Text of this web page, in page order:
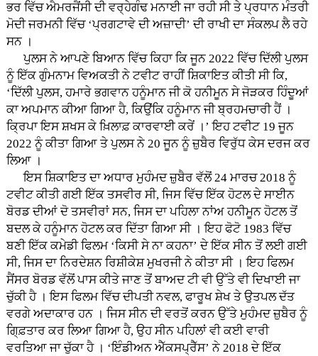
ਭਰ ਵਿੱਚ ਐਮਰਜੈਂਸੀ ਦੀ ਵਰ੍ਹੇਗੰਢ ਮਨਾਈ ਜਾ ਰਹੀ ਸੀ ਤੇ ਪ੍ਰਧਾਨ ਮੰਤਰੀ
ਮੋਦੀ ਜਰਮਨੀ ਵਿੱਚ ‘ਪ੍ਰਗਟਾਵੇ ਦੀ ਅਜ਼ਾਦੀ’ ਦੀ ਰਾਖੀ ਦਾ ਸੰਕਲਪ ਲੈ ਰਹੇ
ਸਨ ।
ਪੁਲਸ ਨੇ ਆਪਣੇ ਬਿਆਨ ਵਿੱਚ ਕਿਹਾ ਕਿ ਜੂਨ 2022 ਵਿੱਚ ਦਿੱਲੀ ਪੁਲਸ
ਨੂੰ ਇੱਕ ਗੁੰਮਨਾਮ ਵਿਅਕਤੀ ਨੇ ਟਵੀਟ ਰਾਹੀਂ ਸ਼ਿਕਾਇਤ ਕੀਤੀ ਸੀ ਕਿ,
‘ਦਿੱਲੀ ਪੁਲਸ, ਹਮਾਰੇ ਭਗਵਾਨ ਹਨੂੰਮਾਨ ਜੀ ਕੋ ਹਨੀਮੂਨ ਸੇ ਜੋੜਕਰ ਹਿੰਦੂਆਂ
ਕਾ ਅਪਮਾਨ ਕੀਆ ਗਿਆ ਹੈ, ਕਿਉਂਕਿ ਹਨੂੰਮਾਨ ਜੀ ਬ੍ਰਹਮਚਾਰੀ ਹੈਂ ।
ਕ੍ਰਿਪਾ ਇਸ ਸ਼ਖਸ ਕੇ ਖ਼ਿਲਾਫ਼ ਕਾਰਵਾਈ ਕਰੇਂ ।’ ਇਹ ਟਵੀਟ 19 ਜੂਨ
2022 ਨੂੰ ਕੀਤਾ ਗਿਆ ਤੇ ਪੁਲਸ ਨੇ 20 ਜੂਨ ਨੂੰ ਜ਼ੁਬੈਰ ਵਿਰੁੱਧ ਕੇਸ ਦਰਜ ਕਰ
ਲਿਆ ।
ਇਸ ਸ਼ਿਕਾਇਤ ਦਾ ਅਧਾਰ ਮੁਹੰਮਦ ਜ਼ੁਬੈਰ ਵੱਲੋਂ 24 ਮਾਰਚ 2018 ਨੂੰ
ਟਵੀਟ ਕੀਤੀ ਗਈ ਇੱਕ ਤਸਵੀਰ ਸੀ, ਜਿਸ ਵਿੱਚ ਇੱਕ ਹੋਟਲ ਦੇ ਸਾਈਨ
ਬੋਰਡ ਦੀਆਂ ਦੋ ਤਸਵੀਰਾਂ ਸਨ, ਜਿਸ ਦਾ ਪਹਿਲਾ ਨਾਂਅ ਹਨੀਮੂਨ ਹੋਟਲ ਤੋਂ
ਬਦਲ ਕੇ ਹਨੂੰਮਾਨ ਹੋਟਲ ਕਰ ਦਿੱਤਾ ਗਿਆ ਸੀ । ਇਹ ਫੋਟੋ 1983 ਵਿੱਚ
ਬਣੀ ਇੱਕ ਕਮੇਡੀ ਫਿਲਮ ‘ਕਿਸੀ ਸੇ ਨਾ ਕਹਨਾ’ ਦੇ ਇੱਕ ਸੀਨ ਤੋਂ ਲਈ ਗਈ
ਸੀ, ਜਿਸ ਦਾ ਨਿਰਦੇਸ਼ਨ ਰਿਸ਼ੀਕੇਸ਼ ਮੁਖਰਜੀ ਨੇ ਕੀਤਾ ਸੀ । ਇਹ ਫਿਲਮ
ਸੈਂਸਰ ਬੋਰਡ ਵੱਲੋਂ ਪਾਸ ਕੀਤੇ ਜਾਣ ਤੋਂ ਬਾਅਦ ਟੀ ਵੀ ਉੱਤੇ ਵੀ ਦਿਖਾਈ ਜਾ
ਚੁੱਕੀ ਹੈ । ਇਸ ਫਿਲਮ ਵਿੱਚ ਦੀਪਤੀ ਨਵਲ, ਫਾਰੂਖ ਸ਼ੇਖ ਤੇ ਉਤਪਲ ਦੱਤ
ਵਰਗੇ ਅਦਾਕਾਰ ਹਨ । ਜਿਸ ਸੀਨ ਦੀ ਵਰਤੋਂ ਕਰਨ ਉੱਤੇ ਮੁਹੰਮਦ ਜ਼ੁਬੈਰ ਨੂੰ
ਗਿ੍ਫ਼ਤਾਰ ਕਰ ਲਿਆ ਗਿਆ ਹੈ, ਉਹ ਸੀਨ ਪਹਿਲਾਂ ਵੀ ਕਈ ਵਾਰੀ
ਵਰਤਿਆ ਜਾ ਚੁੱਕਾ ਹੈ । ‘ਇੰਡੀਅਨ ਐੱਕਸਪ੍ਰੈੱਸ’ ਨੇ 2018 ਦੇ ਇੱਕ